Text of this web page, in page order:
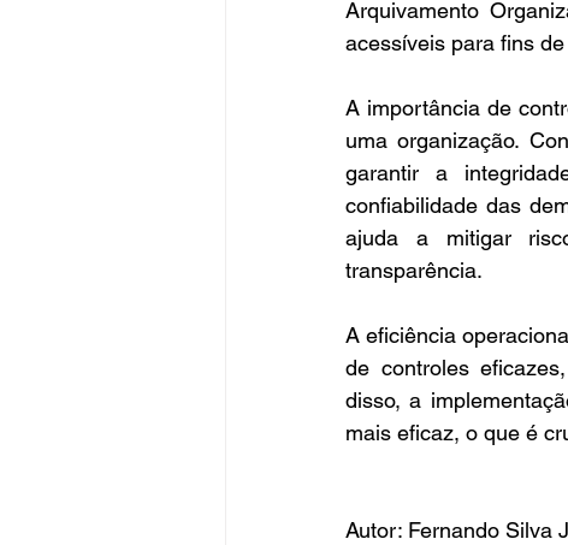
Arquivamento
acessíveis para fins
A importância de
uma organização.
garantir a
confiabilidade das
ajuda a mitigar
transparência.
A eficiência
de controles
disso, a
mais eficaz, o que é
Autor: Fernando Silva